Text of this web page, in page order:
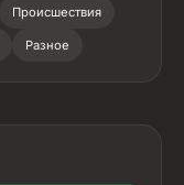
Происшествия
Разное